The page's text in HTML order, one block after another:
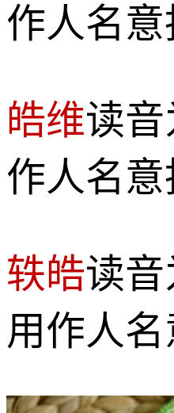
作人名
皓维读
作人名意
轶皓读音
用作人